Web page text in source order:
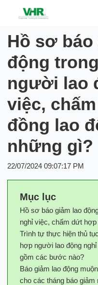
Hồ sơ
động
người lao
việc,
đồng lao
những gì?
22/07/2024 09:07:17 PM
Mục lục
Hồ sơ báo giảm lao
nghỉ việc, chấm dứt
Trình tự thực hiện thủ
hợp người lao động
gồm các bước nào?
Báo giảm lao động
cho các tháng báo giảm